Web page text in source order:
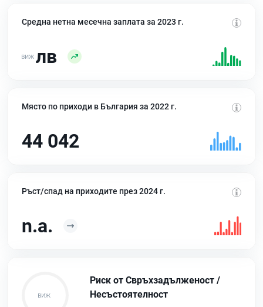
Средна нетна месечна заплата за 2023 г.
лв
Място по приходи в България за 2022 г.
44 042
Ръст/спад на приходите през 2024 г.
n.a.
Риск от Свръхзадълженост /
Несъстоятелност